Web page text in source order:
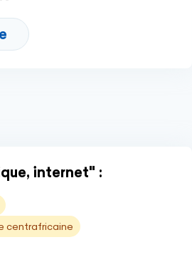
internet" :
centrafricaine